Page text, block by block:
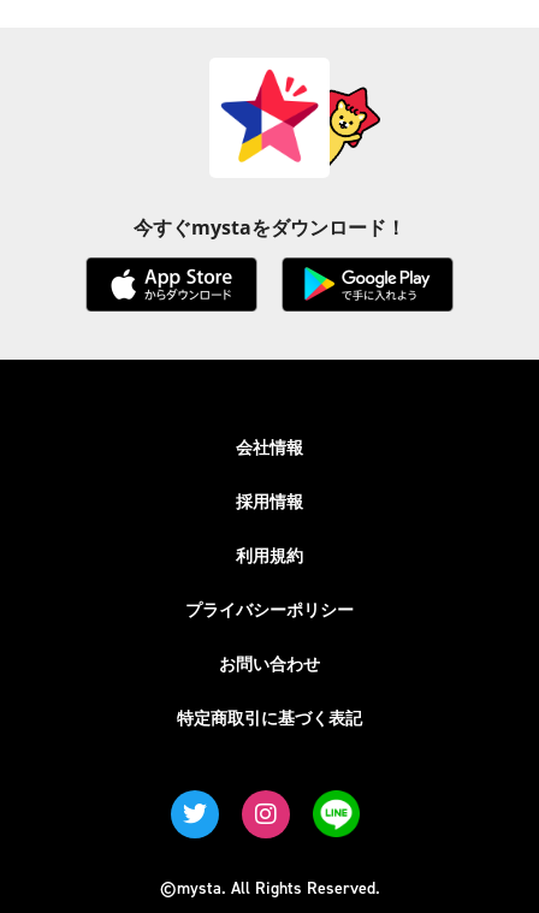
今すぐmystaをダウンロード！
会社情報
採用情報
利用規約
プライバシーポリシー
お問い合わせ
特定商取引に基づく表記
©mysta. All Rights Reserved.